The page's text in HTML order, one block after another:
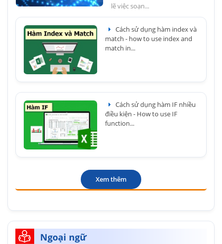
lẽ việc soạn...
Cách sử dụng hàm index và
match - how to use index and
match in...
Cách sử dụng hàm IF nhiều
điều kiện - How to use IF
function...
Xem thêm
Ngoại ngữ